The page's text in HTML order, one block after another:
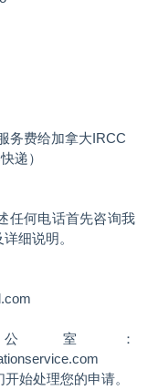
务费给加拿大IRCC
递）
任何电话首先咨询我
细说明。
室：
始处理您的申请。